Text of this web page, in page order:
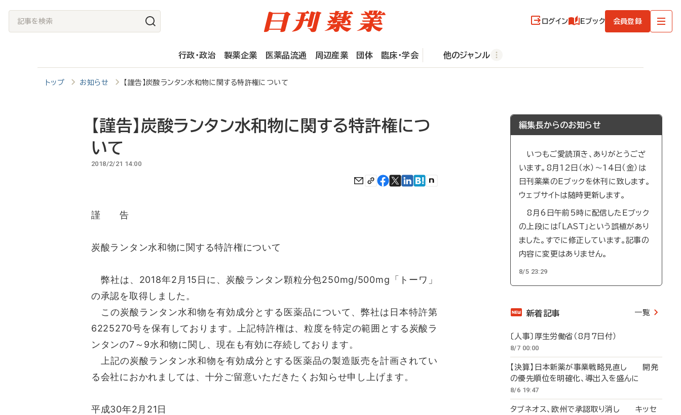
記
事
ログイン Eブック 会員登録
行政・政治 製薬企業 医薬品流通 周辺産業 団体 臨床・学会 他のジャンル
トップ お知らせ 【謹告】炭酸ランタン水和物に関する特許権について
【謹告】炭酸ランタン水和物に関する特許権につ
いて
2018/2/21 14:00
謹 告
炭酸ランタン水和物に関する特許権について
弊社は、2018年2月15日に、炭酸ランタン顆粒分包250mg/500mg「トーワ」
の承認を取得しました。
この炭酸ランタン水和物を有効成分とする医薬品について、弊社は日本特許第
6225270号を保有しております。上記特許権は、粒度を特定の範囲とする炭酸ラ
ンタンの7～9水和物に関し、現在も有効に存続しております。
上記の炭酸ランタン水和物を有効成分とする医薬品の製造販売を計画されてい
る会社におかれましては、十分ご留意いただきたくお知らせ申し上げます。
平成30年2月21日
編集長からのお知らせ
いつもご愛読頂き、ありがとうござ
います。8月12日（水）～14日（金）は
日刊薬業のEブックを休刊に致します。
ウェブサイトは随時更新します。
8月6日午前5時に配信したEブック
の上段には「LAST」という誤植があり
ました。すでに修正しています。記事の
内容に変更はありません。
8/5 23:29
新着記事 一覧
〔人事〕厚生労働省（8月7日付）
8/7 00:00
【決算】日本新薬が事業戦略見直し 開発
の優先順位を明確化、導出入を盛んに
8/6 19:47
タブネオス、欧州で承認取り消し キッセ